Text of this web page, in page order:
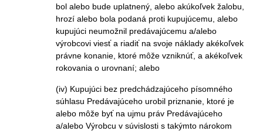
bol alebo bude uplatnený, alebo akúkoľvek žalobu,
hrozí alebo bola podaná proti kupujúcemu, alebo
kupujúci neumožnil predávajúcemu a/alebo
výrobcovi viesť a riadiť na svoje náklady akékoľvek
právne konanie, ktoré môže vzniknúť, a akékoľvek
rokovania o urovnaní; alebo
(iv) Kupujúci bez predchádzajúceho písomného
súhlasu Predávajúceho urobil priznanie, ktoré je
alebo môže byť na ujmu práv Predávajúceho
a/alebo Výrobcu v súvislosti s takýmto nárokom